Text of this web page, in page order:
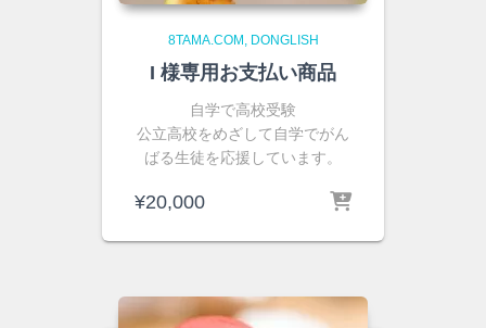
8TAMA.COM DONGLISH
I 様専用お支払い商品
自学で高校受験
公立高校をめざして自学でがん
ばる生徒を応援しています。
¥20,000